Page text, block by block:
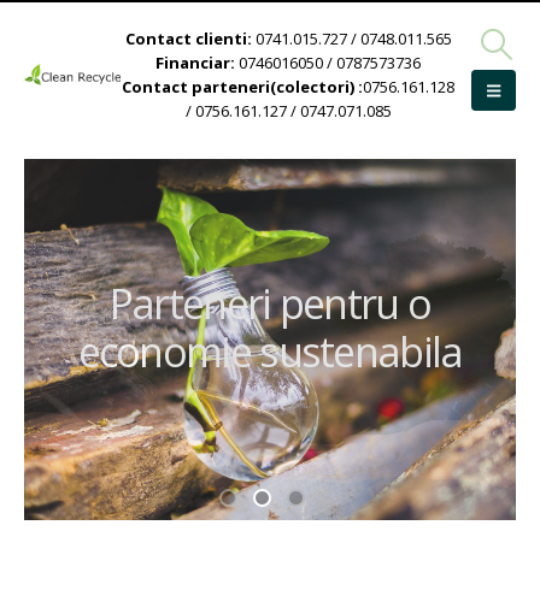
Contact clienti: 0741.015.727 / 0748.011.565
Financiar: 0746016050 / 0787573736
Contact parteneri(colectori) :0756.161.128
/ 0756.161.127 / 0747.071.085